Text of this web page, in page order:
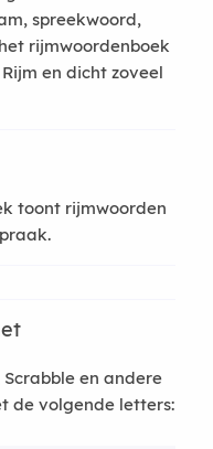
spreekwoord,
rijmwoordenboek
en dicht zoveel
toont rijmwoorden
en andere
de volgende letters: